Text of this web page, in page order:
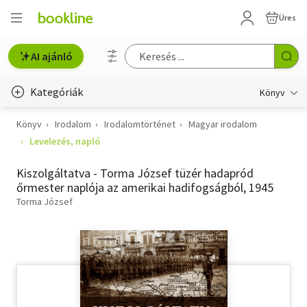
Üres
AI ajánló
Kategóriák Könyv
Életmód, egészség
Gyermek- és ifjúsági
Könyv Irodalom Irodalomtörténet
Magyar irodalom
Levelezés, napló
Kiszolgáltatva - Torma József tüzér hadapród
őrmester naplója az amerikai hadifogságból, 1945
Torma József